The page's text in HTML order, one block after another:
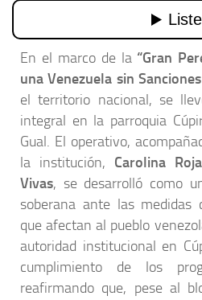
En el marco de la “Gran
una Venezuela sin
el territorio nacional, se
integral en la parroquia
Gual. El operativo,
la institución, Carolina
Vivas, se desarrolló como
soberana ante las medidas
que afectan al pueblo
autoridad institucional en
cumplimiento de los
reafirmando que, pese al